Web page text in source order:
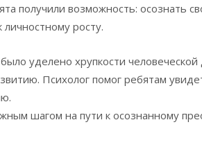
получили возможность: осознать
личностному росту.
уделено хрупкости
Психолог помог ребятам
шагом на пути к осознанному